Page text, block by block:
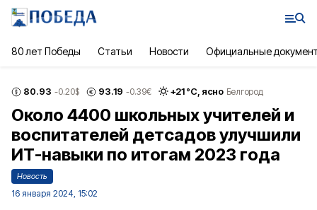
80 лет Победы Статьи Новости Официальные
80.93 -0.20$ 93.19 -0.39€ +21°С, ясно Белгород
Около 4400 школьных учителей и
воспитателей детсадов улучшили
ИТ-навыки по итогам 2023 года
Новость
16 января 2024, 15:02